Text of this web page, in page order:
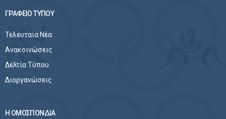
ΓΡΑΦΕΙΟ ΤΥΠΟΥ
Τελευταία Νέα
Ανακοινώσεις
Δελτία Τύπου
Διοργανώσεις
Η ΟΜΟΣΠΟΝΔΙΑ